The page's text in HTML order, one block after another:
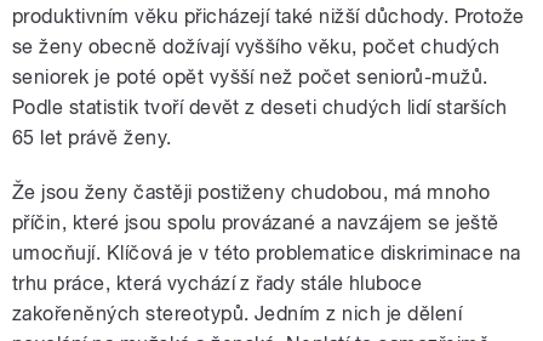
produktivním věku přicházejí také nižší důchody. Protože
se ženy obecně dožívají vyššího věku, počet chudých
seniorek je poté opět vyšší než počet seniorů-mužů.
Podle statistik tvoří devět z deseti chudých lidí starších
65 let právě ženy.
Že jsou ženy častěji postiženy chudobou, má mnoho
příčin, které jsou spolu provázané a navzájem se ještě
umocňují. Klíčová je v této problematice diskriminace na
trhu práce, která vychází z řady stále hluboce
zakořeněných stereotypů. Jedním z nich je dělení